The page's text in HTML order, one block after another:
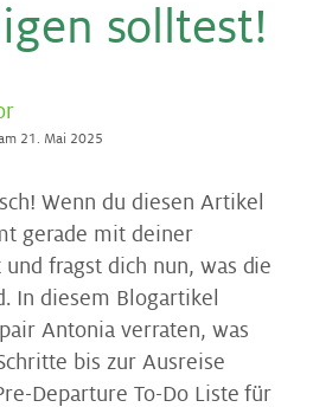
soll­test!
21. Mai 2025
Wenn du diesen Artikel
gerade mit deiner
fragst dich nun, was die
In diesem Blogartikel
Antonia verraten, was
bis zur Ausreise
Departure To-Do Liste für